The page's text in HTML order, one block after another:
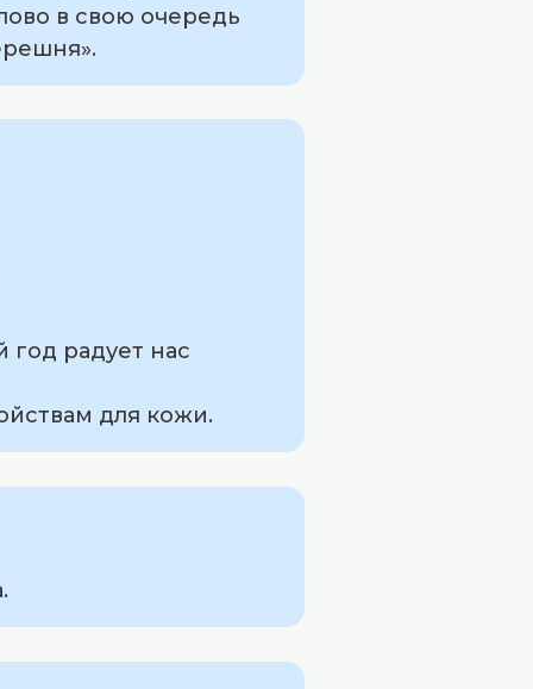
в свою очередь
год радует нас
для кожи.